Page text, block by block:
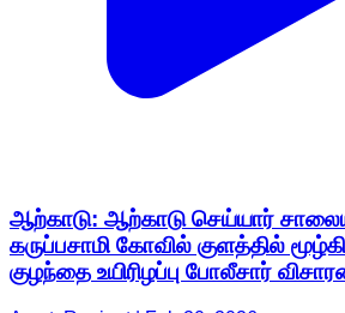
ஆற்காடு: ஆற்காடு செய்யார்
கருப்பசாமி கோவில் குளத்தில்
குழந்தை உயிரிழப்பு போலீசார்